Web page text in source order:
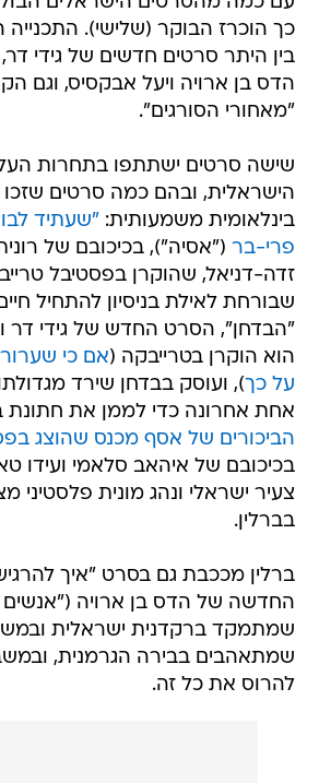
כך הוכרז הבוקר (שלישי). התכנייה
בין היתר סרטים חדשים של גידי
הדס בן ארויה ויעל אבקסיס, וגם
"מאחורי הסורגים".
שישה סרטים ישתתפו בתחרות
הישראלית, ובהם כמה סרטים שזכו
בינלאומית משמעותית: "שעתיד
פרי-בר ("אסיה"), בכיכובם של
זדה-דניאל, שהוקרן בפסטיבל
שבורחת לאילת בניסיון להתחיל
"הבדחן", הסרט החדש של גידי דר
הוא הוקרן בטרייבקה (אם כי
על כך), ועוסק בבדחן שירד
אחת אחרונה כדי לממן את חתונת
הביכורים של אסף מכנס שהוצג
בכיכובם של איהאב סלאמי ועידו
צעיר ישראלי ונהג מונית פלסטיני
בברלין.
ברלין מככבת גם בסרט "איך
החדשה של הדס בן ארויה
שמתמקד ברקדנית ישראלית
שמתאהבים בבירה הגרמנית,
להרוס את כל זה.